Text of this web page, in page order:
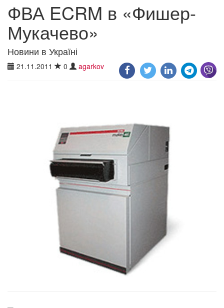
ФВА ECRM в «Фишер-
Мукачево»
Новини в Україні
21.11.2011 0 agarkov